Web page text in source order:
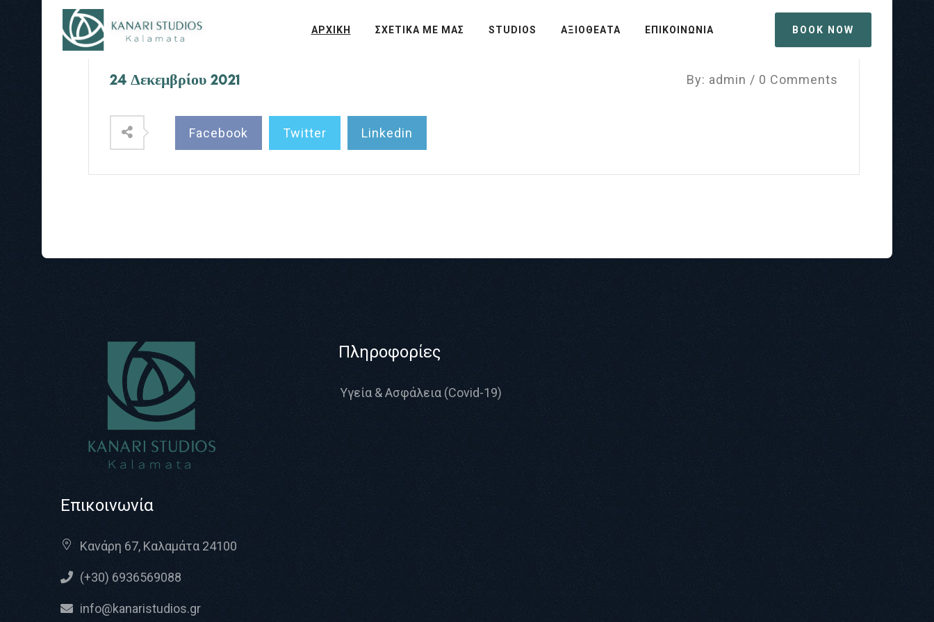
ΑΡΧΙΚΗ ΣΧΕΤΙΚΑ ΜΕ ΜΑΣ STUDIOS ΑΞΙΟΘΕΑΤΑ ΕΠΙΚΟΙΝΩΝΙΑ BOOK NOW
24 Δεκεμβρίου 2021 By: admin / 0 Comments
Facebook Twitter Linkedin
Πληροφορίες
Υγεία & Ασφάλεια (Covid-19)
Επικοινωνία
Κανάρη 67, Καλαμάτα 24100
(+30) 6936569088
info@kanaristudios.gr